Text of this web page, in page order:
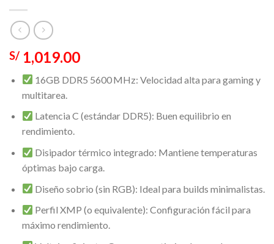
S/ 1,019.00
16GB DDR5 5600 MHz: Velocidad alta para gaming y
multitarea.
Latencia C (estándar DDR5): Buen equilibrio en
rendimiento.
Disipador térmico integrado: Mantiene temperaturas
óptimas bajo carga.
Diseño sobrio (sin RGB): Ideal para builds minimalistas.
Perfil XMP (o equivalente): Configuración fácil para
máximo rendimiento.